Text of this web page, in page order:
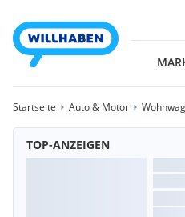
Startseite Auto & Motor
TOP-ANZEIGEN